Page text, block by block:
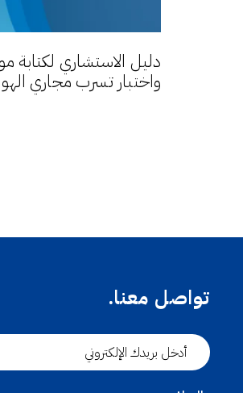
دليل الاستشاري لكتابة
واختبار تسرب مجاري
تواصل معنا.